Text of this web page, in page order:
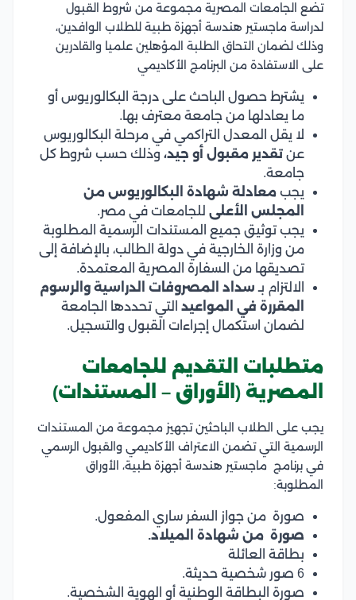
تضع الجامعات المصرية مجموعة من شروط القبول
لدراسة ماجستير هندسة أجهزة طبية للطلاب الوافدين،
وذلك لضمان التحاق الطلبة المؤهلين علميا والقادرين
على الاستفادة من البرنامج الأكاديمي
يشترط حصول الباحث على درجة البكالوريوس أو
ما يعادلها من جامعة معترف بها.
لا يقل المعدل التراكمي في مرحلة البكالوريوس
عن تقدير مقبول أو جيد، وذلك حسب شروط كل
جامعة.
يجب معادلة شهادة البكالوريوس من
المجلس الأعلى للجامعات في مصر.
يجب توثيق جميع المستندات الرسمية المطلوبة
من وزارة الخارجية في دولة الطالب، بالإضافة إلى
تصديقها من السفارة المصرية المعتمدة.
الالتزام بـ سداد المصروفات الدراسية والرسوم
المقررة في المواعيد التي تحددها الجامعة
لضمان استكمال إجراءات القبول والتسجيل.
متطلبات التقديم للجامعات
المصرية (الأوراق – المستندات)
يجب على الطلاب الباحثين تجهيز مجموعة من المستندات
الرسمية التي تضمن الاعتراف الأكاديمي والقبول الرسمي
في برنامج ماجستير هندسة أجهزة طبية، الأوراق
المطلوبة:
صورة من جواز السفر ساري المفعول.
صورة من شهادة الميلاد.
بطاقة العائلة
6 صور شخصية حديثة.
صورة البطاقة الوطنية أو الهوية الشخصية.